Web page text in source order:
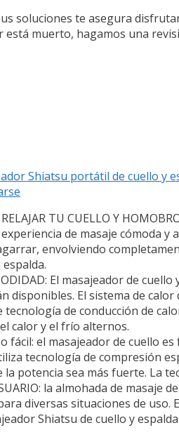
soluciones te asegura
muerto, hagamos una
Shiatsu portátil de cuello y
RELAJAR TU CUELLO Y
de masaje cómoda
envolviendo
El masajeador de
disponibles. El sistema de
tecnología de conducción de
calor y el frío alternos.
fácil: el masajeador de cuello
tecnología de compresión
la potencia sea más fuerte. La
la almohada de
diversas situaciones de
Shiatsu de cuello y